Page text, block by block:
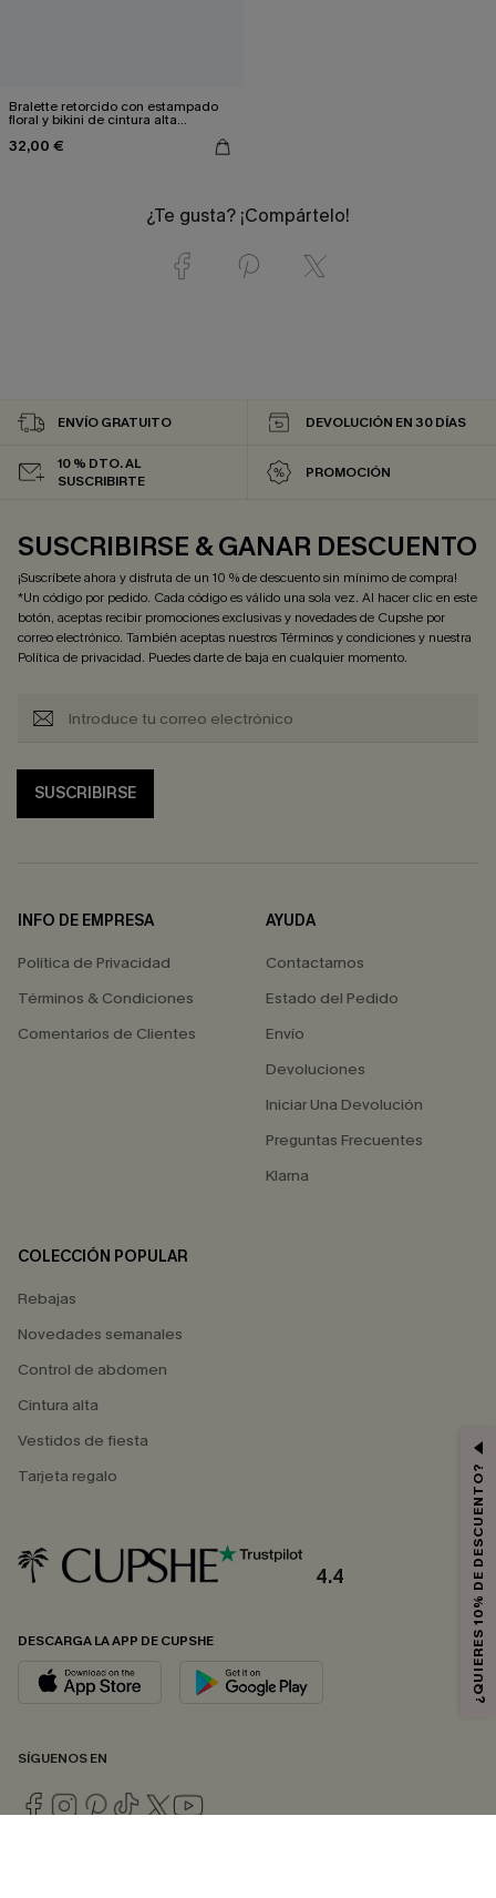
Bralette retorcido con estampado
floral y bikini de cintura alta
32,00 €
¿Te gusta? ¡Compártelo!
ENVÍO GRATUITO DEVOLUCIÓN EN 30 DÍAS
10 % DTO. AL
SUSCRIBIRTE
PROMOCIÓN
SUSCRIBIRSE & GANAR DESCUENTO
¡Suscríbete ahora y disfruta de un 10 % de descuento sin mínimo de compra!
*Un código por pedido. Cada código es válido una sola vez. Al hacer clic en este
botón, aceptas recibir promociones exclusivas y novedades de Cupshe por
correo electrónico. También aceptas nuestrosTérminos y condicionesy nuestra
Política de privacidad. Puedes darte de baja en cualquier momento.
SUSCRIBIRSE
INFO DE EMPRESA
Política de Privacidad
Términos & Condiciones
Comentarios de Clientes
AYUDA
Contactarnos
Estado del Pedido
Envío
Devoluciones
Iniciar Una Devolución
Preguntas Frecuentes
Klarna
COLECCIÓN POPULAR
Rebajas
Novedades semanales
Control de abdomen
Cintura alta
Vestidos de fiesta
Tarjeta regalo
4.4
DESCARGA LA APP DE CUPSHE
SÍGUENOS EN
¿QUIERES 10% DE DESCUENTO?